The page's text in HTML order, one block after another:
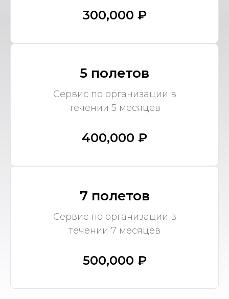
300,000 ₽
5 полетов
Сервис по организации в
течении 5 месяцев
400,000 ₽
7 полетов
Сервис по организации в
течении 7 месяцев
500,000 ₽